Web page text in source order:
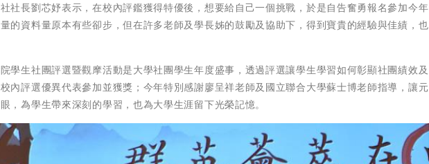
社長劉芯妤表示，在校內評鑑獲得特優後，想要給自己一個挑戰，於是自告奮勇報名參加今年
的資料量原本有些卻步，但在許多老師及學長姊的鼓勵及協助下，得到寶貴的經驗與佳績，也
學生社團評選暨觀摩活動是大學社團學生年度盛事，透過評選讓學生學習如何彰顯社團績效及
內評選優異代表參加並獲獎；今年特別感謝廖呈祥老師及國立聯合大學蘇士博老師指導，讓元
，為學生帶來深刻的學習，也為大學生涯留下光榮記憶。